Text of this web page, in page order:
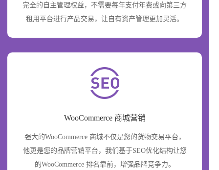
完全的自主管理权益，不需要每年支付年费或向第三方
租用平台进行产品交易，让自有资产管理更加灵活。
WooCommerce 商城营销
强大的WooCommerce 商城不仅是您的货物交易平台，
他更是您的品牌营销平台，我们基于SEO优化结构让您
的WooCommerce 排名靠前，增强品牌竞争力。